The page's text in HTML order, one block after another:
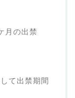
月の出禁
て出禁期間